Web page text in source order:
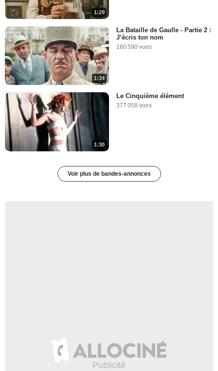
1:29
1:34
La Bataille de Gaulle - Partie 2 :
J’écris ton nom
160 590 vues
1:30
Le Cinquième élément
377 058 vues
Voir plus de bandes-annonces